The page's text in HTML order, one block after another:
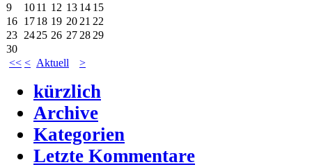
<< < Aktuell >
9
1011 12 13 14 15
16 1718 19 20 21 22
23 2425 26 27 28 29
30
kürzlich
Archive
Kategorien
Letzte Kommentare